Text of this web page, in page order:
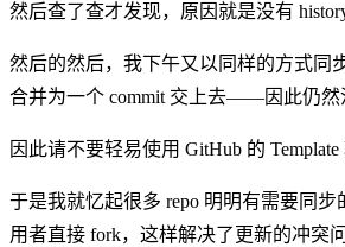
然后查了查才发现，原因就是没有
然后的然后，我下午又以同样的方式同
合并为一个 commit 交上去——因此仍然
因此请不要轻易使用 GitHub 的
于是我就忆起很多 repo 明明有需要同
用者直接 fork，这样解决了更新的冲突问